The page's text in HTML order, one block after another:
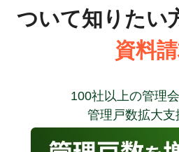
ついて知りたい
資料
100社以上の管理
管理戸数拡大支